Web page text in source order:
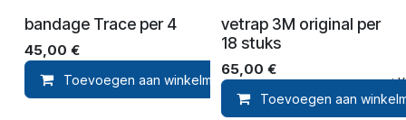
bandage Trace per 4
45,00 €
Toevoegen aan winkelmandje Toevoegen aan
vetrap 3M original per
18 stuks
65,00 €
Toevoegen aan